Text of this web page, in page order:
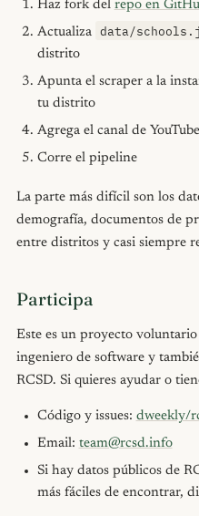
Haz fork del repo en
Actualiza data/
distrito
Apunta el scraper a la
tu distrito
Agrega el canal de
Corre el pipeline
La parte más difícil son los
demografía, documentos de
entre distritos y casi siempre
Participa
Este es un proyecto
ingeniero de software y
RCSD. Si quieres ayudar o
Código y issues: dweekly/
Email: team@rcsd.info
Si hay datos públicos de
más fáciles de encontrar,